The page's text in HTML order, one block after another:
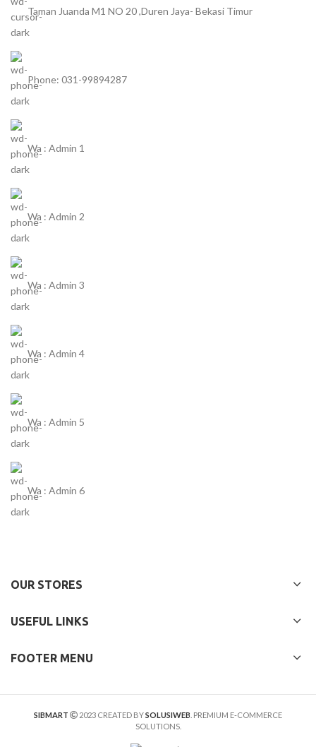
Taman Juanda M1 NO 20 ,Duren Jaya- Bekasi Timur
Phone: 031-99894287
Wa : Admin 1
Wa : Admin 2
Wa : Admin 3
Wa : Admin 4
Wa : Admin 5
Wa : Admin 6
OUR STORES
USEFUL LINKS
FOOTER MENU
SIBMART 2023 CREATED BYSOLUSIWEB . PREMIUM E-COMMERCE
SOLUTIONS.